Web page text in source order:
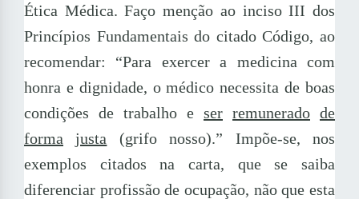
Ética Médica. Faço menção ao inciso III dos
Princípios Fundamentais do citado Código, ao
recomendar: “Para exercer a medicina com
honra e dignidade, o médico necessita de boas
condições de trabalho e ser remunerado de
forma
justa (grifo nosso).” Impõe-se, nos
exemplos citados na carta, que se saiba
diferenciar profissão de ocupação, não que esta